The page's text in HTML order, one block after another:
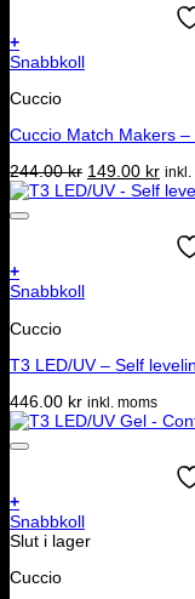
+
Snabbkoll
Cuccio
Cuccio Match Makers
244.00kr Det
ursprungliga
149.00 krDet
inkl.
+
Snabbkoll
Cuccio
T3 LED/UV – Self
446.00 kr inkl. moms
+
Snabbkoll
Slut i lager
Cuccio